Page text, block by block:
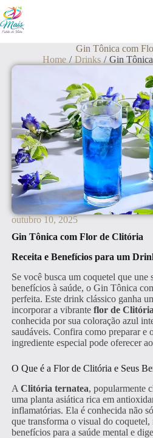
Gin Tônica com
Home / Drinks / Gin
outubro 10, 2025
Gin Tônica com Flor de Clitória
Receita e Benefícios para um
Se você busca um coquetel que
benefícios à saúde, o Gin Tônica
perfeita. Este drink clássico ganha
incorporar a vibrante flor de Clitória
conhecida por sua coloração azul
saudáveis. Confira como preparar e
ingrediente especial pode oferecer
O Que é a Flor de Clitória e Seus
A Clitória ternatea, popularmente
uma planta asiática rica em
inflamatórias. Ela é conhecida não
que transforma o visual do coquetel,
benefícios para a saúde mental e